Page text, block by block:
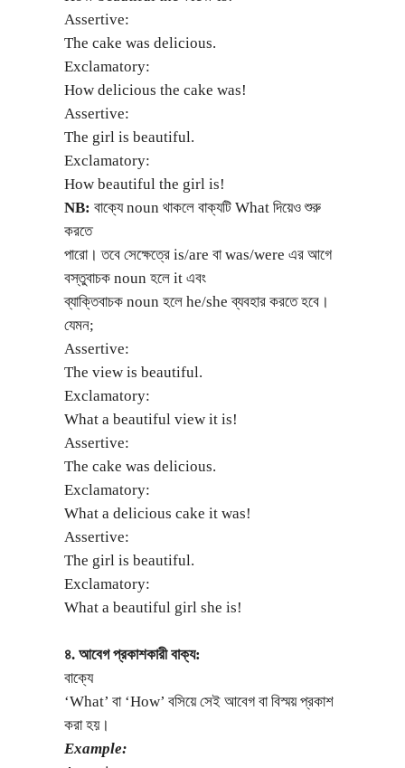
Assertive:
The cake was delicious.
Exclamatory:
How delicious the cake was!
Assertive:
The girl is beautiful.
Exclamatory:
How beautiful the girl is!
NB: বাক্যে noun থাকলে বাক্যটি What দিয়েও শুরু
করতে
পারো। তবে সেক্ষেত্রে is/are বা was/were এর আগে
বস্তুবাচক noun হলে it এবং
ব্যাক্তিবাচক noun হলে he/she ব্যবহার করতে হবে।
যেমন;
Assertive:
The view is beautiful.
Exclamatory:
What a beautiful view it is!
Assertive:
The cake was delicious.
Exclamatory:
What a delicious cake it was!
Assertive:
The girl is beautiful.
Exclamatory:
What a beautiful girl she is!
৪. আবেগ প্রকাশকারী বাক্য:
বাক্যে
‘What’ বা ‘How’ বসিয়ে সেই আবেগ বা বিস্ময় প্রকাশ
করা হয়।
Example: